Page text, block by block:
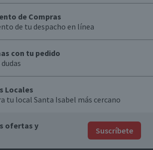
de Compras
de tu despacho en línea
con tu pedido
Locales
tu local Santa Isabel más cercano
ofertas y
Suscríbete